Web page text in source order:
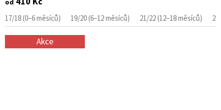
17/18 (0–6 měsíců) 19/20 (6–12 měsíců) 21/22 (12–18 měsíců)
Akce